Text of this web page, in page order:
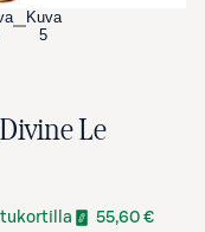
Kuva
5
Le
55,60 €